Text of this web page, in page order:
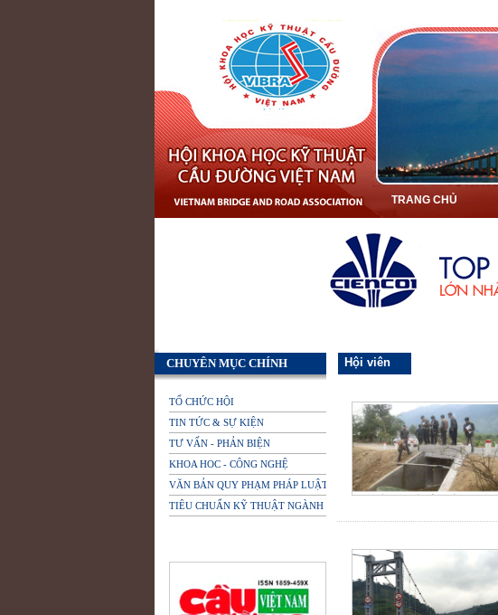
TRANG CHỦ
CHUYÊN MỤC CHÍNH
TỔ CHỨC HỘI
TIN TỨC & SỰ KIỆN
TƯ VẤN - PHẢN BIỆN
KHOA HOC - CÔNG NGHỆ
VĂN BẢN QUY PHẠM PHÁP LUẬT
TIÊU CHUẨN KỸ THUẬT NGÀNH
Hội viên